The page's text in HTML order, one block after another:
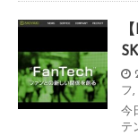
フ,
今
テ